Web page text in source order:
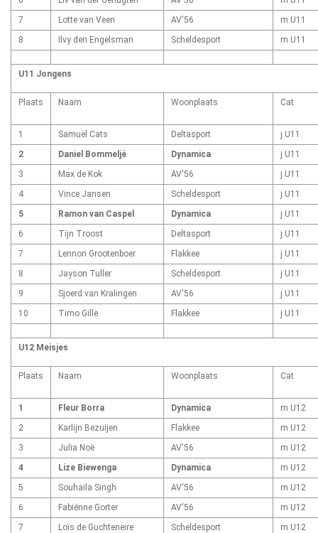
7
Lotte van Veen AV'56
m U11
8
Ilvy den Engelsman Scheldesport m U11
U11 Jongens
Plaats Naam Woonplaats Cat
1 Samuël Cats Deltasport
j U11
2
Daniel Bommeljé Dynamica
j U11
3
Max de Kok AV'56
j U11
4
Vince Jansen Scheldesport
j U11
5
Ramon van Caspel Dynamica
j U11
6
Tijn Troost Deltasport
j U11
7
Lennon Grootenboer Flakkee
j U11
8
Jayson Tuller Scheldesport
j U11
9
Sjoerd van Kralingen AV'56
j U11
10
Timo Gille Flakkee j U11
U12 Meisjes
Plaats Naam Woonplaats Cat
1 Fleur Borra Dynamica
m U12
2
Karlijn Bezuijen Flakkee
m U12
3
Julia Noë AV'56
m U12
4
Lize Biewenga Dynamica
m U12
5
Souhaila Singh AV'56
m U12
6
Fabiënne Gorter AV'56
m U12
7
Loïs de Guchteneire Scheldesport
m U12